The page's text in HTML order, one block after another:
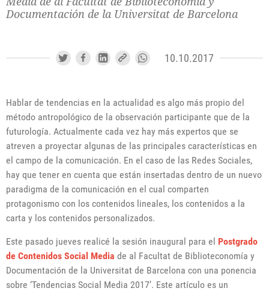
Documentación de la Universitat de Barcelona
10.10.2017
Hablar de tendencias en la actualidad es algo más propio del
método antropológico de la observación participante que de la
futurología. Actualmente cada vez hay más expertos que se
atreven a proyectar algunas de las principales características en
el campo de la comunicación. En el caso de las Redes Sociales,
hay que tener en cuenta que están insertadas dentro de un nuevo
paradigma de la comunicación en el cual comparten
protagonismo con los contenidos lineales, los contenidos a la
carta y los contenidos personalizados.
Este pasado jueves realicé la sesión inaugural para el Postgrado
de Contenidos Social Media de al Facultat de Biblioteconomía y
Documentación de la Universitat de Barcelona con una ponencia
sobre ‘Tendencias Social Media 2017’. Este artículo es un